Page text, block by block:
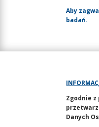
Aby
badań.
Zgodnie z
Danych